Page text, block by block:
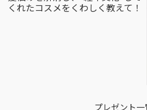
くれたコスメをくわしく教えて！
プレゼント一